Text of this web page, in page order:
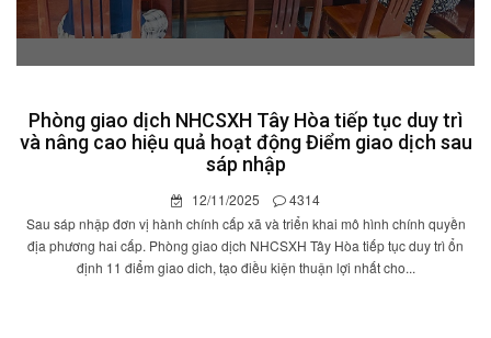
Phòng giao dịch NHCSXH Tây Hòa tiếp tục duy trì
và nâng cao hiệu quả hoạt động Điểm giao dịch sau
sáp nhập
12/11/2025
4314
Sau sáp nhập đơn vị hành chính cấp xã và triển khai mô hình chính quyền
địa phương hai cấp. Phòng giao dịch NHCSXH Tây Hòa tiếp tục duy trì ổn
định 11 điểm giao dich, tạo điều kiện thuận lợi nhất cho...